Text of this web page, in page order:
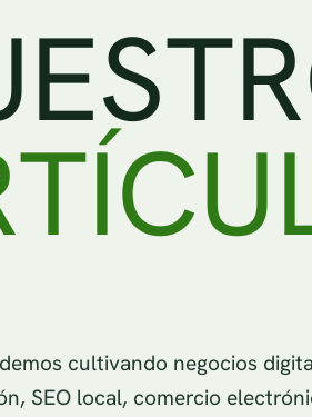
ESTR
TÍCU
cultivando negocios
SEO local, comercio